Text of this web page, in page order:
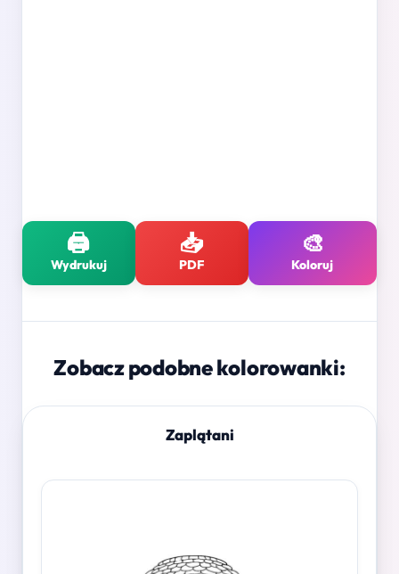
🖨️
Wydrukuj
📥
PDF
🎨
Koloruj
Zobacz podobne kolorowanki:
Zaplątani